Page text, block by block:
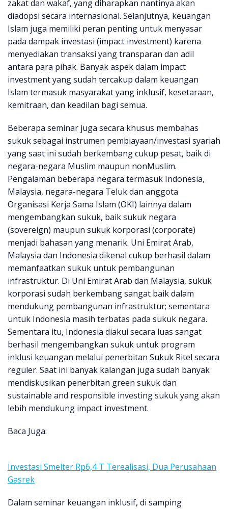
zakat dan wakaf, yang diharapkan nantinya akan
diadopsi secara internasional. Selanjutnya, keuangan
Islam juga memiliki peran penting untuk menyasar
pada dampak investasi (impact investment) karena
menyediakan transaksi yang transparan dan adil
antara para pihak. Banyak aspek dalam impact
investment yang sudah tercakup dalam keuangan
Islam termasuk masyarakat yang inklusif, kesetaraan,
kemitraan, dan keadilan bagi semua.
Beberapa seminar juga secara khusus membahas
sukuk sebagai instrumen pembiayaan/investasi syariah
yang saat ini sudah berkembang cukup pesat, baik di
negara-negara Muslim maupun nonMuslim.
Pengalaman beberapa negara termasuk Indonesia,
Malaysia, negara-negara Teluk dan anggota
Organisasi Kerja Sama Islam (OKI) lainnya dalam
mengembangkan sukuk, baik sukuk negara
(sovereign) maupun sukuk korporasi (corporate)
menjadi bahasan yang menarik. Uni Emirat Arab,
Malaysia dan Indonesia dikenal cukup berhasil dalam
memanfaatkan sukuk untuk pembangunan
infrastruktur. Di Uni Emirat Arab dan Malaysia, sukuk
korporasi sudah berkembang sangat baik dalam
mendukung pembangunan infrastruktur; sementara
untuk Indonesia masih terbatas pada sukuk negara.
Sementara itu, Indonesia diakui secara luas sangat
berhasil mengembangkan sukuk untuk program
inklusi keuangan melalui penerbitan Sukuk Ritel secara
reguler. Saat ini banyak kalangan juga sudah banyak
mendiskusikan penerbitan green sukuk dan
sustainable and responsible investing sukuk yang akan
lebih mendukung impact investment.
Baca Juga:
Investasi Smelter Rp6,4 T Terealisasi, Dua Perusahaan
Gasrek
Dalam seminar keuangan inklusif, di samping